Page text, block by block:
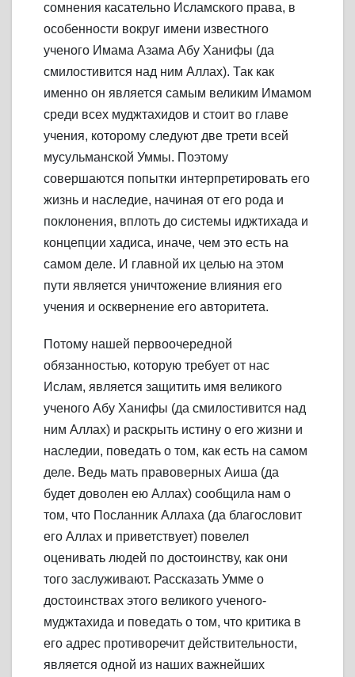
сомнения касательно Исламского права, в
особенности вокруг имени известного
ученого Имама Азама Абу Ханифы (да
смилостивится над ним Аллах). Так как
именно он является самым великим Имамом
среди всех муджтахидов и стоит во главе
учения, которому следуют две трети всей
мусульманской Уммы. Поэтому
совершаются попытки интерпретировать его
жизнь и наследие, начиная от его рода и
поклонения, вплоть до системы иджтихада и
концепции хадиса, иначе, чем это есть на
самом деле. И главной их целью на этом
пути является уничтожение влияния его
учения и осквернение его авторитета.
Потому нашей первоочередной
обязанностью, которую требует от нас
Ислам, является защитить имя великого
ученого Абу Ханифы (да смилостивится над
ним Аллах) и раскрыть истину о его жизни и
наследии, поведать о том, как есть на самом
деле. Ведь мать правоверных Аиша (да
будет доволен ею Аллах) сообщила нам о
том, что Посланник Аллаха (да благословит
его Аллах и приветствует) повелел
оценивать людей по достоинству, как они
того заслуживают. Рассказать Умме о
достоинствах этого великого ученого-
муджтахида и поведать о том, что критика в
его адрес противоречит действительности,
является одной из наших важнейших